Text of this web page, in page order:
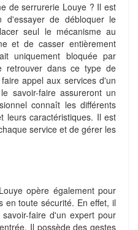
de serrurerie Louye ? Il est
d'essayer de débloquer le
seul le mécanisme au
et de casser entièrement
uniquement bloquée par
retrouver dans ce type de
appel aux services d'un
savoir-faire assureront un
connaît les différents
leurs caractéristiques. Il est
service et de gérer les
opère également pour
en toute sécurité. En effet, il
faire d'un expert pour
Il possède des gestes